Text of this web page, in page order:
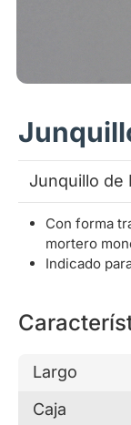
Junquillo de
Con forma
mortero
Indicado
Largo
Caja